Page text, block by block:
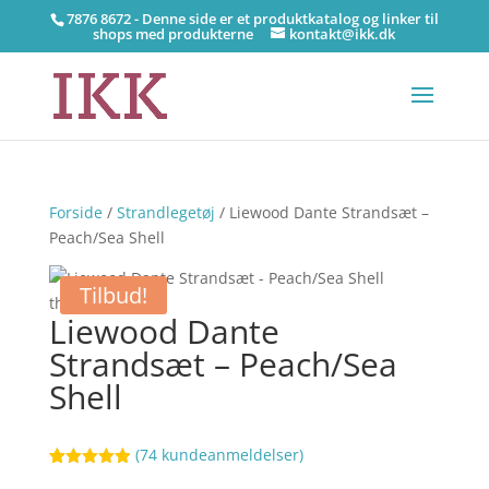
7876 8672 - Denne side er et produktkatalog og linker til
shops med produkterne kontakt@ikk.dk
Forside/ Strandlegetøj / Liewood Dante Strandsæt –
Peach/Sea Shell
Tilbud!
Liewood Dante
Strandsæt – Peach/Sea
Shell
(74 kundeanmeldelser)